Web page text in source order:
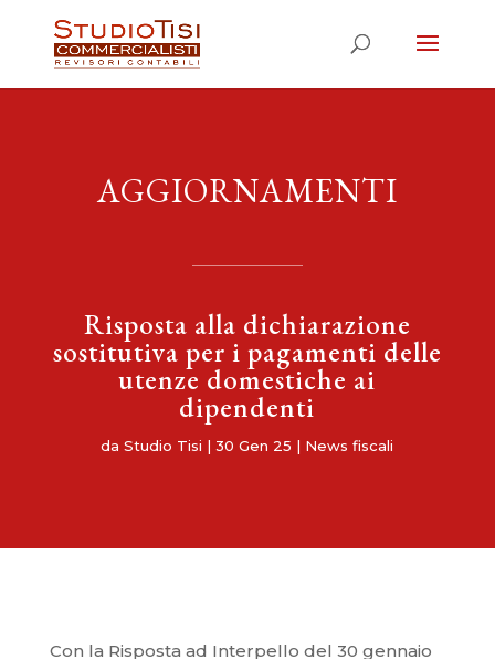
AGGIORNAMENTI
Risposta alla dichiarazione
sostitutiva per i pagamenti delle
utenze domestiche ai
dipendenti
daStudio Tisi |30 Gen 25 | News fiscali
Con la Risposta ad Interpello del 30 gennaio